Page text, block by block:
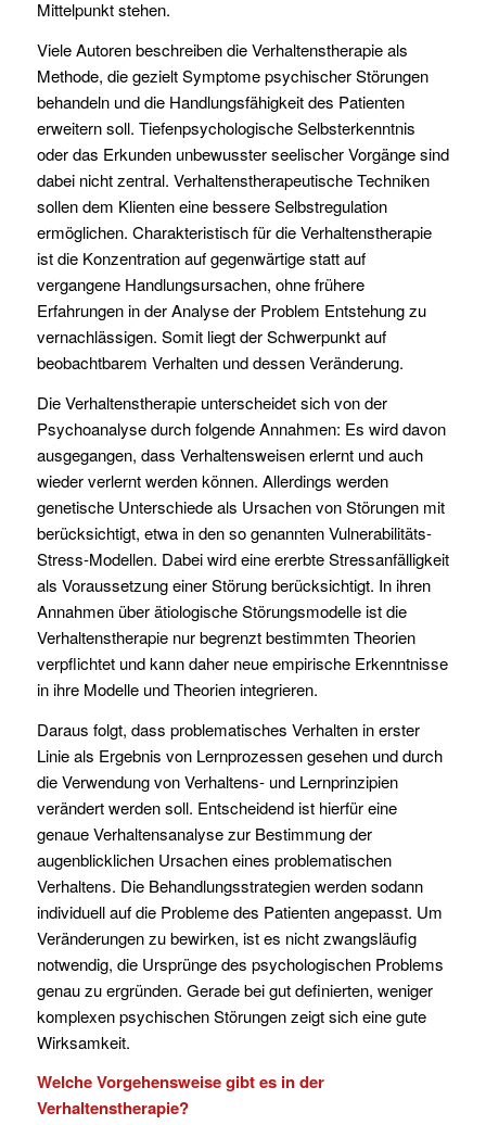
Mittelpunkt stehen.
Viele Autoren beschreiben die Verhaltenstherapie als
Methode, die gezielt Symptome psychischer Störungen
behandeln und die Handlungsfähigkeit des Patienten
erweitern soll. Tiefenpsychologische Selbsterkenntnis
oder das Erkunden unbewusster seelischer Vorgänge sind
dabei nicht zentral. Verhaltenstherapeutische Techniken
sollen dem Klienten eine bessere Selbstregulation
ermöglichen. Charakteristisch für die Verhaltenstherapie
ist die Konzentration auf gegenwärtige statt auf
vergangene Handlungsursachen, ohne frühere
Erfahrungen in der Analyse der Problem Entstehung zu
vernachlässigen. Somit liegt der Schwerpunkt auf
beobachtbarem Verhalten und dessen Veränderung.
Die Verhaltenstherapie unterscheidet sich von der
Psychoanalyse durch folgende Annahmen: Es wird davon
ausgegangen, dass Verhaltensweisen erlernt und auch
wieder verlernt werden können. Allerdings werden
genetische Unterschiede als Ursachen von Störungen mit
berücksichtigt, etwa in den so genannten Vulnerabilitäts-
Stress-Modellen. Dabei wird eine ererbte Stressanfälligkeit
als Voraussetzung einer Störung berücksichtigt. In ihren
Annahmen über ätiologische Störungsmodelle ist die
Verhaltenstherapie nur begrenzt bestimmten Theorien
verpflichtet und kann daher neue empirische Erkenntnisse
in ihre Modelle und Theorien integrieren.
Daraus folgt, dass problematisches Verhalten in erster
Linie als Ergebnis von Lernprozessen gesehen und durch
die Verwendung von Verhaltens- und Lernprinzipien
verändert werden soll. Entscheidend ist hierfür eine
genaue Verhaltensanalyse zur Bestimmung der
augenblicklichen Ursachen eines problematischen
Verhaltens. Die Behandlungsstrategien werden sodann
individuell auf die Probleme des Patienten angepasst. Um
Veränderungen zu bewirken, ist es nicht zwangsläufig
notwendig, die Ursprünge des psychologischen Problems
genau zu ergründen. Gerade bei gut definierten, weniger
komplexen psychischen Störungen zeigt sich eine gute
Wirksamkeit.
Welche Vorgehensweise gibt es in der
Verhaltenstherapie?